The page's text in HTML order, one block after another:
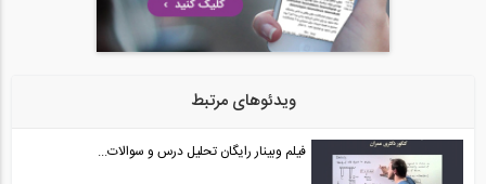
1:28:53
فیلم وبینار AISC با موضوع مسیر بارهای...
ویدئوهای مرتبط
فیلم وبینار رایگان تحلیل درس و سوالات...